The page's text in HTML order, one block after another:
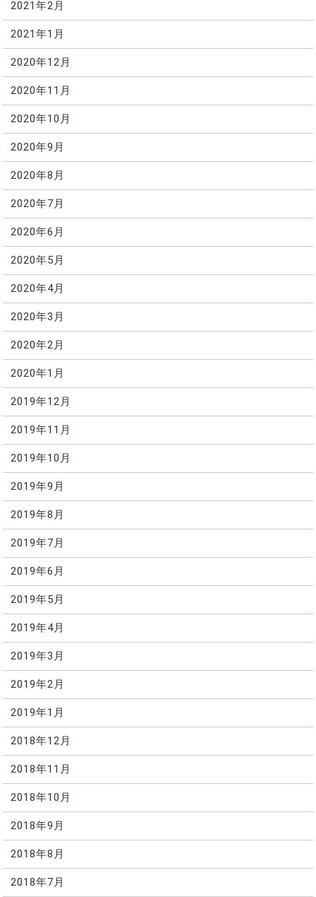
2021年2月
2021年1月
2020年12月
2020年11月
2020年10月
2020年9月
2020年8月
2020年7月
2020年6月
2020年5月
2020年4月
2020年3月
2020年2月
2020年1月
2019年12月
2019年11月
2019年10月
2019年9月
2019年8月
2019年7月
2019年6月
2019年5月
2019年4月
2019年3月
2019年2月
2019年1月
2018年12月
2018年11月
2018年10月
2018年9月
2018年8月
2018年7月